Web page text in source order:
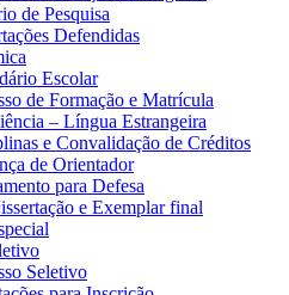
de Pesquisa
Defendidas
Escolar
de Formação e Matrícula
– Língua Estrangeira
e Convalidação de Créditos
de Orientador
para Defesa
e Exemplar final
Seletivo